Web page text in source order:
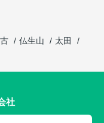
仏生山
太田
社